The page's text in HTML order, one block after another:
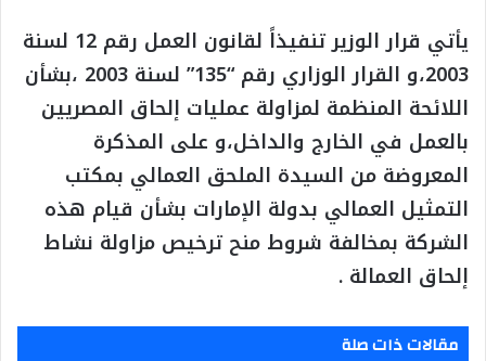
يأتي قرار الوزير تنفيذاً لقانون العمل رقم 12 لسنة
2003،و القرار الوزاري رقم “135” لسنة 2003 ،بشأن
اللائحة المنظمة لمزاولة عمليات إلحاق المصريين
بالعمل في الخارج والداخل،و على المذكرة
المعروضة من السيدة الملحق العمالي بمكتب
التمثيل العمالي بدولة الإمارات بشأن قيام هذه
الشركة بمخالفة شروط منح ترخيص مزاولة نشاط
إلحاق العمالة .
مقالات ذات صلة